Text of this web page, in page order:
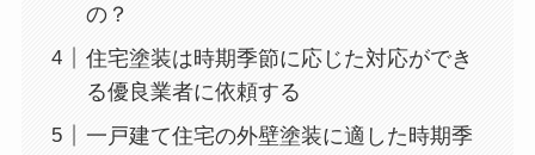
の？
住宅塗装は時期季節に応じた対応ができ
る優良業者に依頼する
一戸建て住宅の外壁塗装に適した時期季